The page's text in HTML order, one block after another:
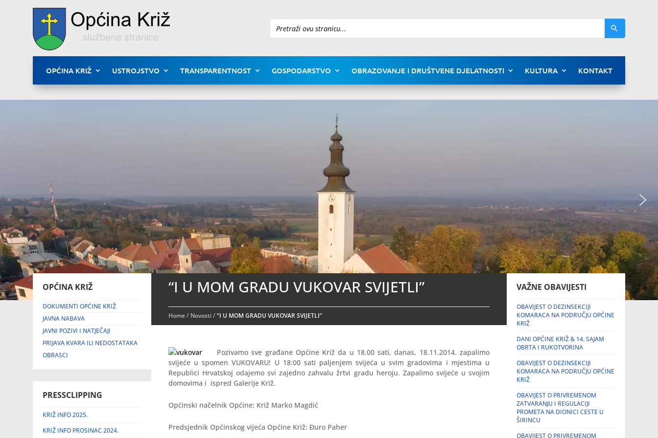
Pretraži
OPĆINA KRIŽ USTROJSTVO TRANSPARENTNOST GOSPODARSTVO OBRAZOVANJE I DRUŠTVENE DJELATNOSTI KULTURA KONTAKT
OPĆINA KRIŽ
DOKUMENTI OPĆINE KRIŽ
JAVNA NABAVA
JAVNI POZIVI I NATJEČAJI
PRIJAVA KVARA ILI NEDOSTATAKA
OBRASCI
PRESSCLIPPING
KRIŽ INFO 2025.
KRIŽ INFO PROSINAC 2024.
“I U MOM GRADU VUKOVAR SVIJETLI”
Home/ Novosti/“I U MOM GRADU VUKOVAR SVIJETLI”
Pozivamo sve građane Općine Križ da u 18.00 sati, danas, 18.11.2014. zapalimo
svijeće u spomen VUKOVARU! U 18:00 sati paljenjem svijeća u svim gradovima i mjestima u
Republici Hrvatskoj odajemo svi zajedno zahvalu žrtvi gradu heroju. Zapalimo svijeće u svojim
domovima i ispred Galerije Križ.
Općinski načelnik Općine: Križ Marko Magdić
Predsjednik Općinskog vijeća Općine Križ: Đuro Paher
VAŽNE OBAVIJESTI
OBAVIJEST O DEZINSEKCIJI
KOMARACA NA PODRUČJU OPĆINE
KRIŽ
DANI OPĆINE KRIŽ & 14. SAJAM
OBRTA I RUKOTVORINA
OBAVIJEST O DEZINSEKCIJI
KOMARACA NA PODRUČJU OPĆINE
KRIŽ
OBAVIJEST O PRIVREMENOM
ZATVARANJU I REGULACIJI
PROMETA NA DIONICI CESTE U
ŠIRINCU
OBAVIJEST O PRIVREMENOM